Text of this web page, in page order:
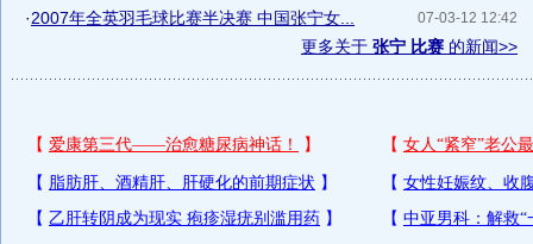
07-03-12 12:42
·2007年全英羽毛球比赛半决赛 中国张宁女...
更多关于 张宁 比赛 的新闻>>